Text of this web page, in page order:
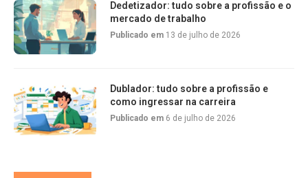
Dedetizador: tudo sobre a profissão e o
mercado de trabalho
Publicado em 13 de julho de 2026
Dublador: tudo sobre a profissão e
como ingressar na carreira
Publicado em 6 de julho de 2026